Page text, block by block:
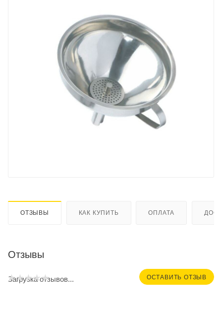
ОТЗЫВЫ КАК КУПИТЬ ОПЛАТА
Отзывы
ОСТАВИТЬ ОТЗЫВ
Загрузка отзывов...